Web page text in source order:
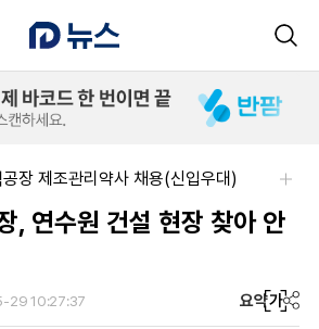
장 제조관리약사 채용(신입우대)
, 연수원 건설 현장 찾아 안
29 10:27:37 요약가